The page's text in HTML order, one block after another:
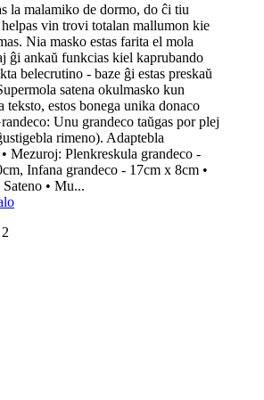
la malamiko de dormo, do ĉi tiu
vin trovi totalan mallumon kie
Nia masko estas farita el mola
ĝi ankaŭ funkcias kiel kaprubando
belecrutino - baze ĝi estas preskaŭ
satena okulmasko kun
teksto, estos bonega unika donaco
Unu grandeco taŭgas por plej
rimeno). Adaptebla
Mezuroj: Plenkreskula grandeco -
Infana grandeco - 17cm x 8cm •
• Mu...